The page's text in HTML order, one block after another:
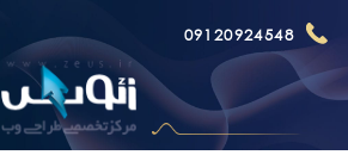
09120924548